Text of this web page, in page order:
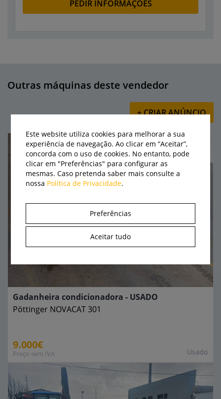
PEDIR INFORMAÇÕES
Outras máquinas deste vendedor
+ CRIAR ANÚNCIO
Usado
Gadanheira condicionadora - USADO
Pöttinger NOVACAT 301
9.000€
Preço sem IVA
Este website utiliza cookies para melhorar a sua
experiência de navegação. Ao clicar em “Aceitar”,
concorda com o uso de cookies. No entanto, pode
clicar em "Preferências" para configurar as
mesmas. Caso pretenda saber mais consulte a
nossa Política de Privacidade.
Preferências
Aceitar tudo